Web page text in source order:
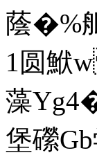
蔭�%
1圆鮲
藻
堡礯